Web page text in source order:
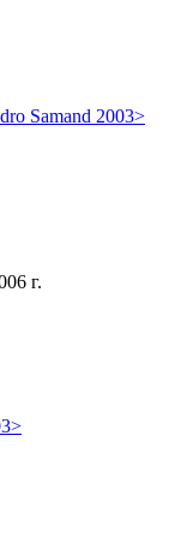
Samand 2003>
г.